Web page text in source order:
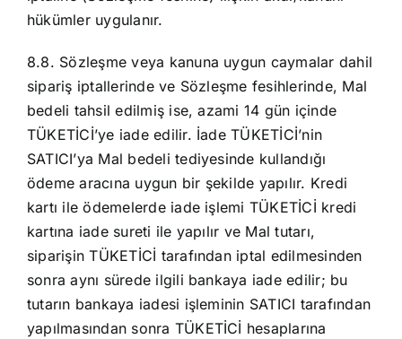
hükümler uygulanır.
8.8. Sözleşme veya kanuna uygun caymalar dahil
sipariş iptallerinde ve Sözleşme fesihlerinde, Mal
bedeli tahsil edilmiş ise, azami 14 gün içinde
TÜKETİCİ’ye iade edilir. İade TÜKETİCİ’nin
SATICI’ya Mal bedeli tediyesinde kullandığı
ödeme aracına uygun bir şekilde yapılır. Kredi
kartı ile ödemelerde iade işlemi TÜKETİCİ kredi
kartına iade sureti ile yapılır ve Mal tutarı,
siparişin TÜKETİCİ tarafından iptal edilmesinden
sonra aynı sürede ilgili bankaya iade edilir; bu
tutarın bankaya iadesi işleminin SATICI tarafından
yapılmasından sonra TÜKETİCİ hesaplarına